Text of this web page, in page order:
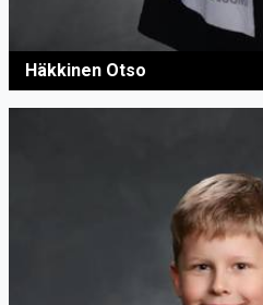
Häkkinen Otso